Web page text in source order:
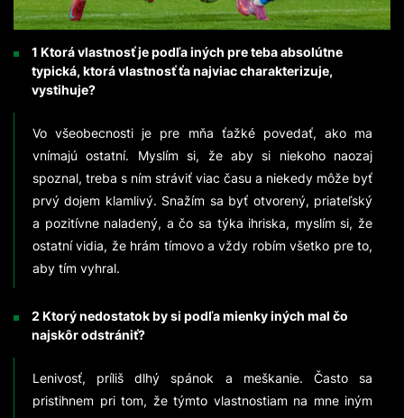
1 Ktorá vlastnosť je podľa iných pre teba absolútne
typická, ktorá vlastnosť ťa najviac charakterizuje,
vystihuje?
Vo všeobecnosti je pre mňa ťažké povedať, ako ma
vnímajú ostatní. Myslím si, že aby si niekoho naozaj
spoznal, treba s ním stráviť viac času a niekedy môže byť
prvý dojem klamlivý. Snažím sa byť otvorený, priateľský
a pozitívne naladený, a čo sa týka ihriska, myslím si, že
ostatní vidia, že hrám tímovo a vždy robím všetko pre to,
aby tím vyhral.
2 Ktorý nedostatok by si podľa mienky iných mal čo
najskôr odstrániť?
Lenivosť, príliš dlhý spánok a meškanie. Často sa
pristihnem pri tom, že týmto vlastnostiam na mne iným